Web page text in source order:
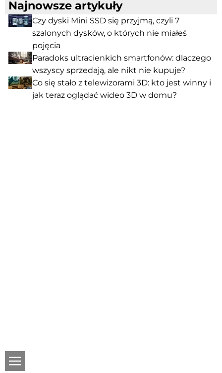
Najnowsze artykuły
Czy dyski Mini SSD się przyjmą, czyli 7
szalonych dysków, o których nie miałeś
pojęcia
Paradoks ultracienkich smartfonów: dlaczego
wszyscy sprzedają, ale nikt nie kupuje?
Co się stało z telewizorami 3D: kto jest winny i
jak teraz oglądać wideo 3D w domu?